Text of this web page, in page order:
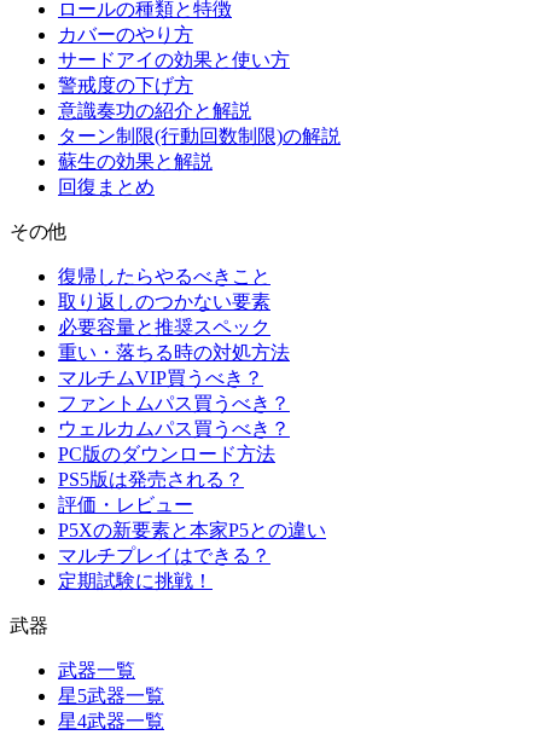
ロールの種類と特徴
カバーのやり方
サードアイの効果と使い方
警戒度の下げ方
意識奏功の紹介と解説
ターン制限(行動回数制限)の解説
蘇生の効果と解説
回復まとめ
その他
復帰したらやるべきこと
取り返しのつかない要素
必要容量と推奨スペック
重い・落ちる時の対処方法
マルチムVIP買うべき？
ファントムパス買うべき？
ウェルカムパス買うべき？
PC版のダウンロード方法
PS5版は発売される？
評価・レビュー
P5Xの新要素と本家P5との違い
マルチプレイはできる？
定期試験に挑戦！
武器
武器一覧
星5武器一覧
星4武器一覧